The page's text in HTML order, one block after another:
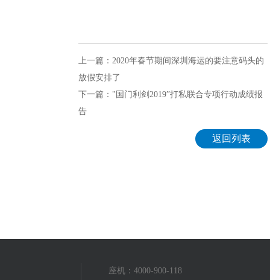
上一篇：2020年春节期间深圳海运的要注意码头的
放假安排了
下一篇："国门利剑2019”打私联合专项行动成绩报
告
返回列表
座机：4000-900-118